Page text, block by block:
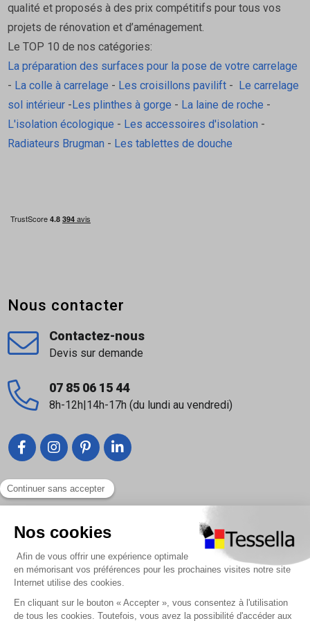
qualité et proposés à des prix compétitifs pour tous vos
projets de rénovation et d’aménagement.
Le TOP 10 de nos catégories:
La préparation des surfaces pour la pose de votre carrelage
- La colle à carrelage - Les croisillons pavilift- Le carrelage
sol intérieur-Les plinthes à gorge - La laine de roche -
L'isolation écologique - Les accessoires d'isolation -
Radiateurs Brugman - Les tablettes de douche
Liens utiles
Nous contacter
À propos
Paiement sécurisé
Livraison | Retour client
Nous contacter
Contactez-nous
Devis sur demande
07 85 06 15 44
8h-12h|14h-17h (du lundi au vendredi)